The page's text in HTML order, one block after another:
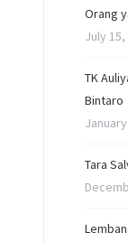
Orang
July 15,
TK
Bintaro
Tara